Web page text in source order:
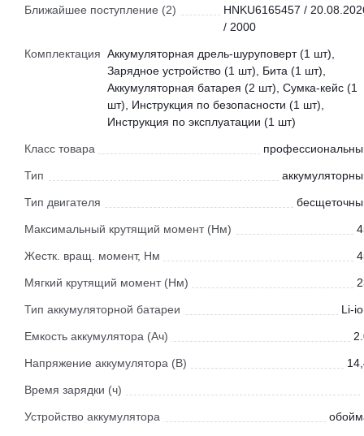
Ближайшее поступление (2)
HNKU6165457 /
/ 2000
Комплектация Аккумуляторная дрель-шуруповерт (1 шт),
Зарядное устройство (1 шт), Бита (1 шт),
Аккумуляторная батарея (2 шт), Сумка-кейс (1
шт), Инструкция по безопасности (1 шт),
Инструкция по эксплуатации (1 шт)
Класс товара
Тип
Тип двигателя
Максимальный крутящий момент (Нм)
Жестк. вращ. момент, Нм
Мягкий крутящий момент (Нм)
Тип аккумуляторной батареи Li-
Емкость аккумулятора (Ач)
Напряжение аккумулятора (В)
Время зарядки (ч)
Устройство аккумулятора